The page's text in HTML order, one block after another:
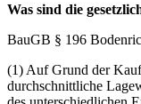
Was sind die
BauGB § 196
(1) Auf Grund der
durchschnittliche